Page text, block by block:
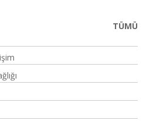
TÜMÜ